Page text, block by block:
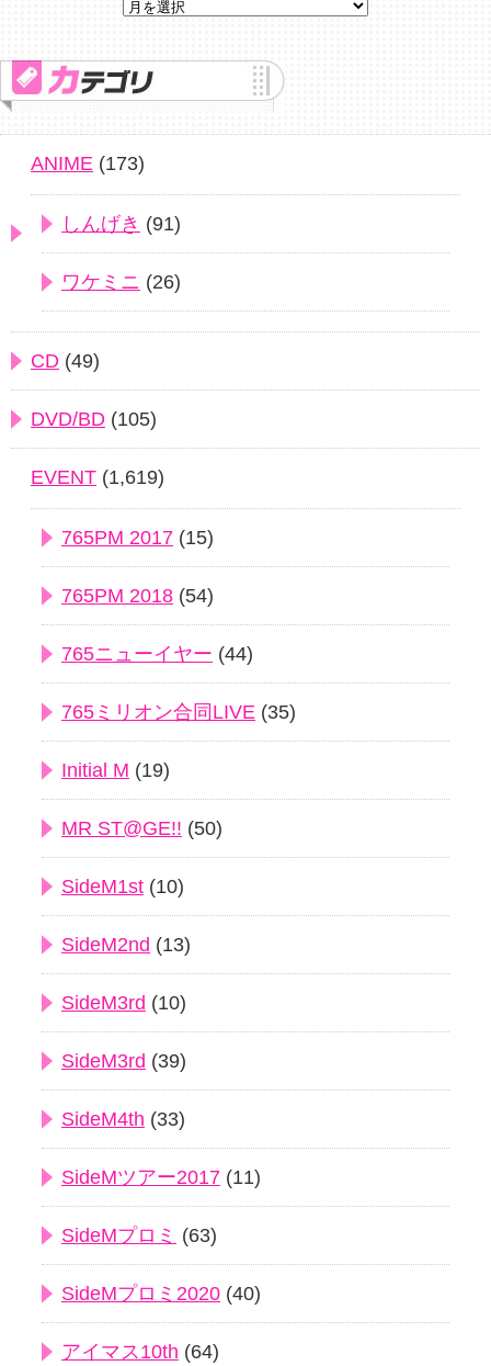
ANIME (173)
しんげき (91)
ワケミニ (26)
CD (49)
DVD/BD (105)
EVENT (1,619)
765PM 2017 (15)
765PM 2018 (54)
765ニューイヤー (44)
765ミリオン合同LIVE (35)
Initial M (19)
MR ST@GE!! (50)
SideM1st (10)
SideM2nd (13)
SideM3rd (10)
SideM3rd (39)
SideM4th (33)
SideMツアー2017 (11)
SideMプロミ (63)
SideMプロミ2020 (40)
アイマス10th (64)